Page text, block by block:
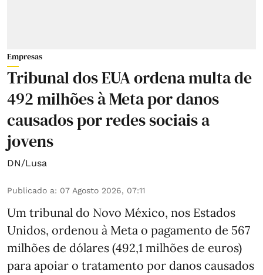
Empresas
Tribunal dos EUA ordena multa de
492 milhões à Meta por danos
causados por redes sociais a
jovens
DN/Lusa
Publicado a: 07 Agosto 2026, 07:11
Um tribunal do Novo México, nos Estados
Unidos, ordenou à Meta o pagamento de 567
milhões de dólares (492,1 milhões de euros)
para apoiar o tratamento por danos causados